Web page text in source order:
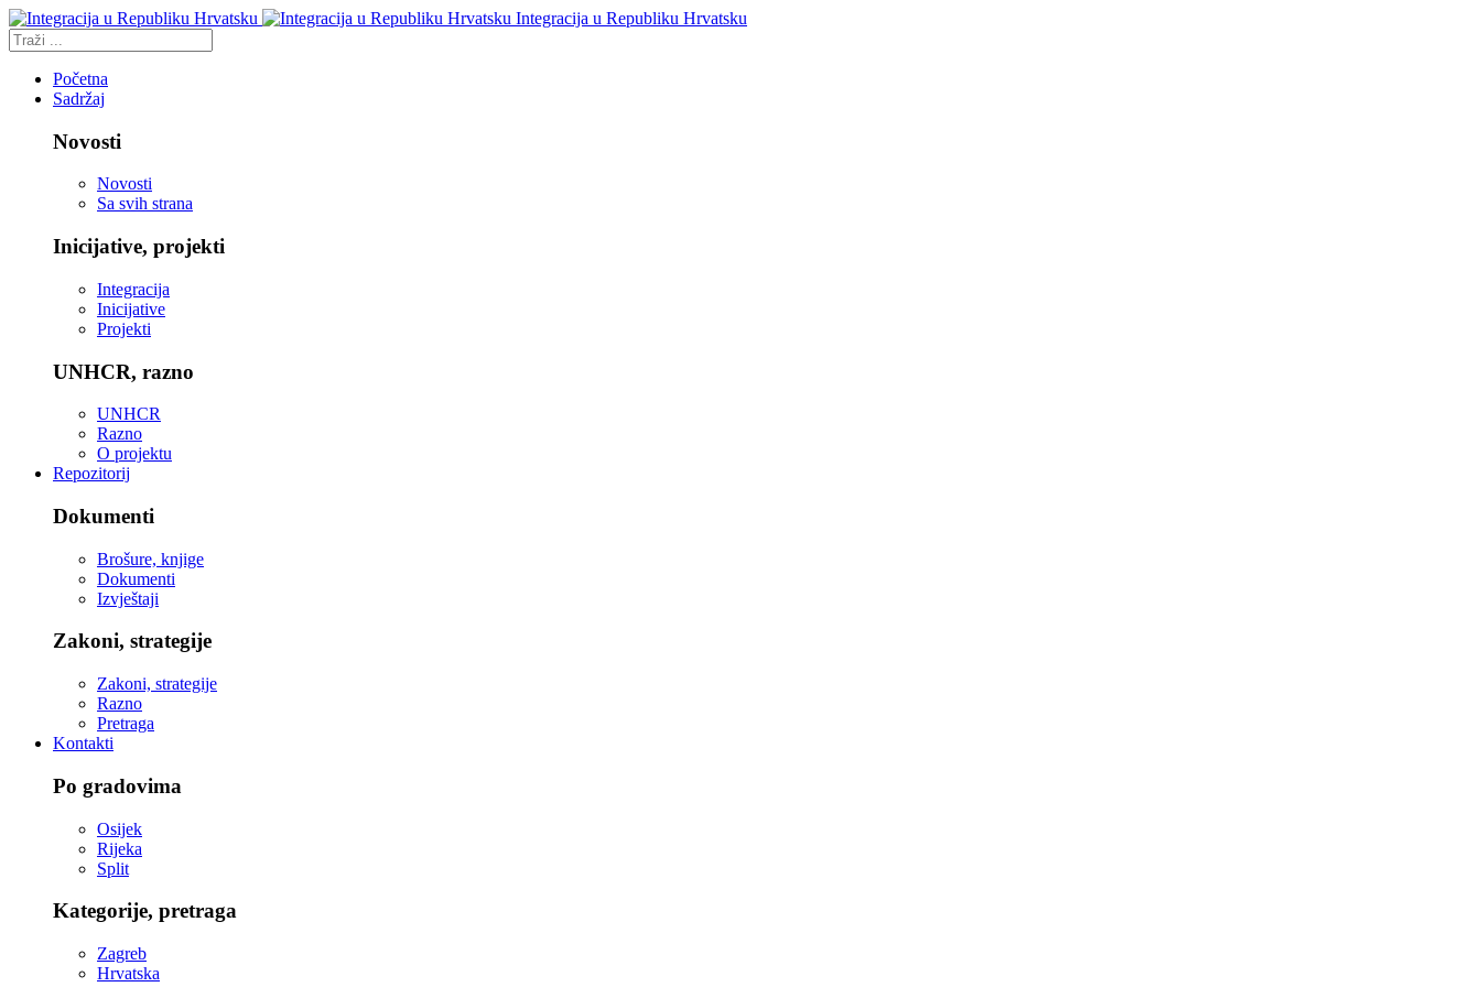
Integracija u Republiku Hrvatsku
Početna
Sadržaj
Novosti
Novosti
Sa svih strana
Inicijative, projekti
Integracija
Inicijative
Projekti
UNHCR, razno
UNHCR
Razno
O projektu
Repozitorij
Dokumenti
Brošure, knjige
Dokumenti
Izvještaji
Zakoni, strategije
Zakoni, strategije
Razno
Pretraga
Kontakti
Po gradovima
Osijek
Rijeka
Split
Kategorije, pretraga
Zagreb
Hrvatska